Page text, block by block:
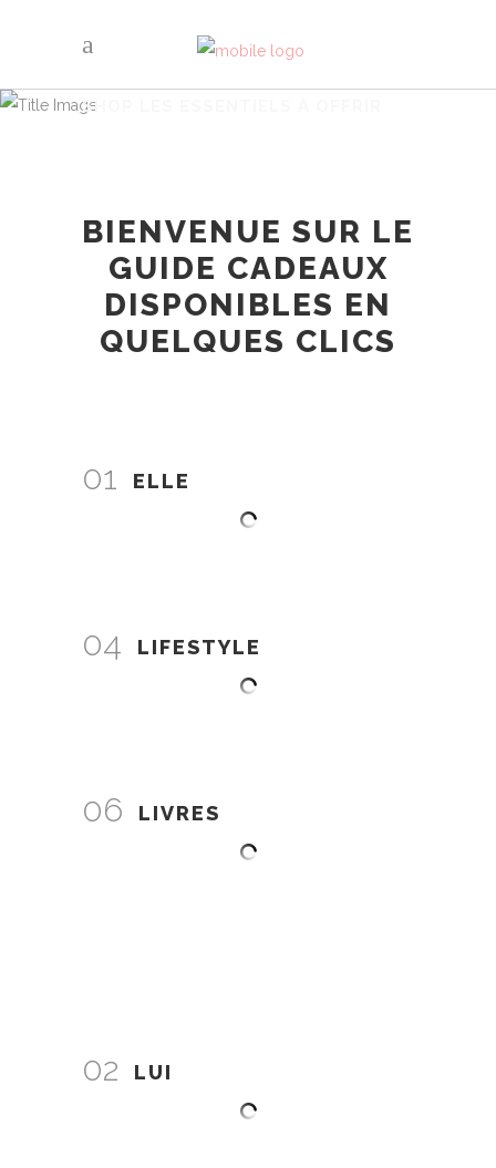
SHOP LES ESSENTIELS À OFFRIR
BIENVENUE SUR LE
GUIDE CADEAUX
DISPONIBLES EN
QUELQUES CLICS
01 ELLE
04 LIFESTYLE
06 LIVRES
02 LUI